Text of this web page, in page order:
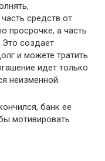
средств от
просрочке, а часть
Это создает
и можете тратить
идет только
неизменной.
банк ее
мотивировать